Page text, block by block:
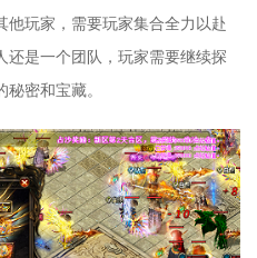
玩家，需要玩家集合全力以赴
还是一个团队，玩家需要继续探
密和宝藏。